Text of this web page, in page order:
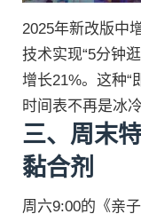
2025年新改版中
技术实现“5分钟
增长21%。这种“
时间表不再是冰
三、周末
黏合剂
周六9:00的《亲